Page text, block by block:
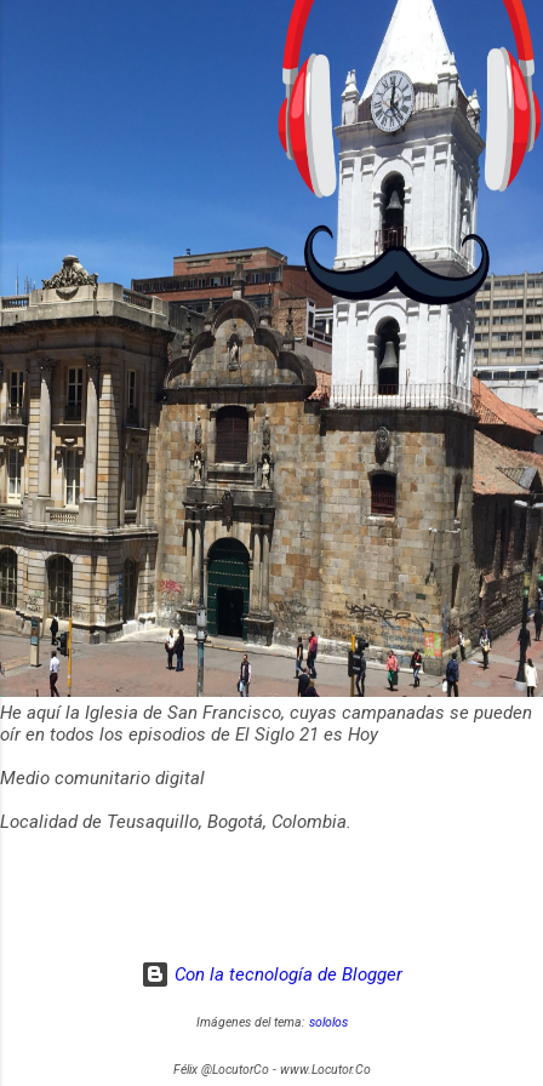
cursos: lecciones cortas, interactivas,
con personajes simpáticos y ayudas
visuales. ¿Será posible que una app que
antes nos enseñó francés, ahora nos
convierta en jugadores de ajedrez? Aún
no podrás jugar contra otros humanos
La aplicación Duolingo fue lanzada en
2012 y cuenta con más de 37 millones
de usuarios activos diarios. Desde 2022,
ha empeza...
He aquí la Iglesia de San Francisco, cuyas campanadas se pueden
oír en todos los episodios de El Siglo 21 es Hoy
Medio comunitario digital
Localidad de Teusaquillo, Bogotá, Colombia.
Con la tecnología de Blogger
Imágenes del tema: sololos
Félix @LocutorCo - www.Locutor.Co